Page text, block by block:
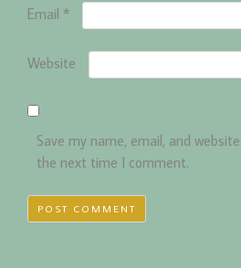
Email *
Website
Save my name, email, and
the next time I comment.